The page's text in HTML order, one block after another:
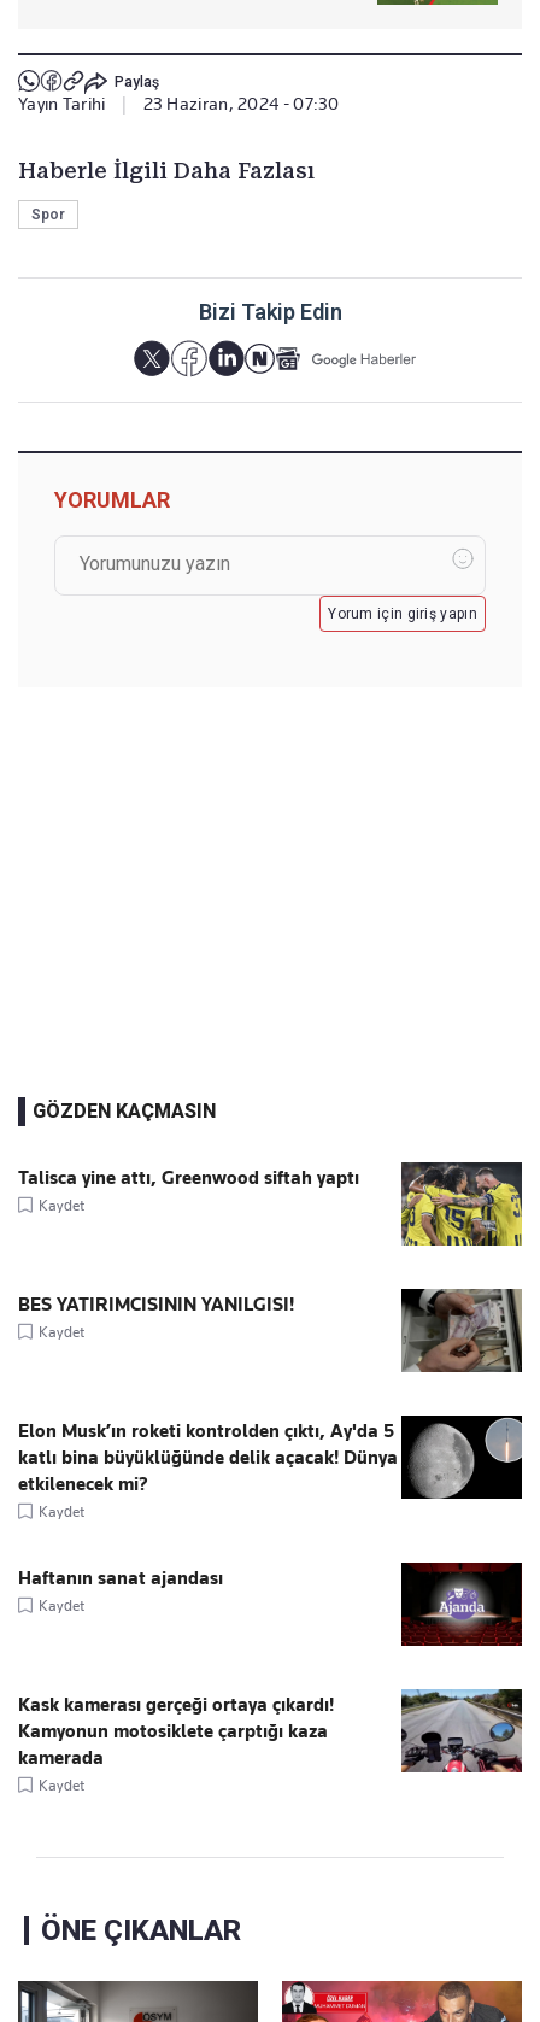
Paylaş
Yayın Tarihi 23 Haziran, 2024 - 07:30
Haberle İlgili Daha Fazlası
Spor
Bizi Takip Edin
YORUMLAR
Yorum için giriş yapın
GÖZDEN KAÇMASIN
Talisca yine attı, Greenwood siftah yaptı
Kaydet
BES YATIRIMCISININ YANILGISI!
Kaydet
Elon Musk’ın roketi kontrolden çıktı, Ay'da 5
katlı bina büyüklüğünde delik açacak! Dünya
etkilenecek mi?
Kaydet
Haftanın sanat ajandası
Kaydet
Kask kamerası gerçeği ortaya çıkardı!
Kamyonun motosiklete çarptığı kaza
kamerada
Kaydet
ÖNE ÇIKANLAR